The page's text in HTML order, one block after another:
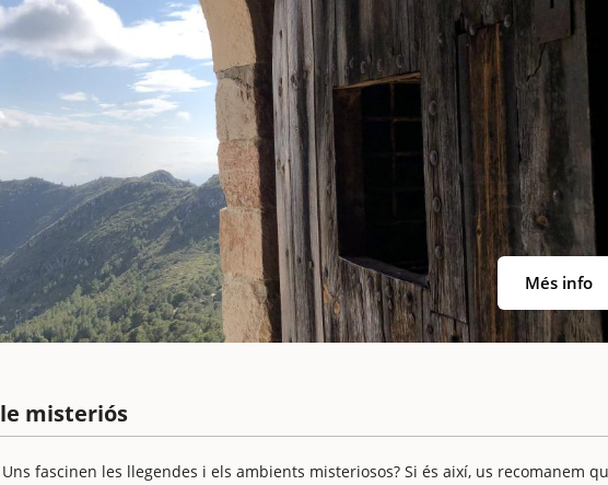
Més info
misteriós
fascinen les llegendes i els ambients misteriosos? Si és així, us recomanem